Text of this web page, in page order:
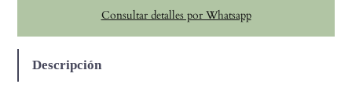
c
n
Consultar detalles por Whatsapp
Descripción